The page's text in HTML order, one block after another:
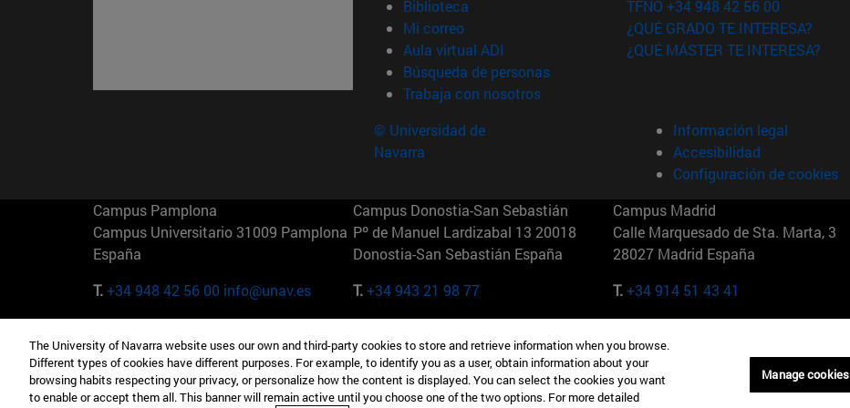
Biblioteca (abre en nueva ventana)
Mi correo(abre en nueva ventana)
Aula virtual ADI (abre en nueva ventana)
Búsqueda de personas(abre en nueva ventana)
Trabaja con nosotros(abre en nueva ventana)
TFNO +34 948 42 56 00
¿QUÉ GRADO TE INTERESA?
¿QUÉ MÁSTER TE INTERESA?
© Universidad de
Navarra
Información legal
Accesibilidad
Configuración de cookies
Campus Pamplona
Campus Universitario 31009 Pamplona
España
T.+34 948 42 56 00 info@unav.es
Campus Donostia-San Sebastián
Pº de Manuel Lardizabal 13 20018
Donostia-San Sebastián España
T.+34 943 21 98 77
Campus Madrid
Calle Marquesado de Sta. Marta, 3
28027 Madrid España
T.+34 914 51 43 41
Camino del Cerro Águila 3 28023
Madrid España
165 W 57th St 10019-2201 Nueva York
EE.UU
Maria-Theresia-Straße 15 81675
Múnich Alemania
The University of Navarra website uses our own and third-party cookies to store and retrieve information when you browse.
Different types of cookies have different purposes. For example, to identify you as a user, obtain information about your
browsing habits respecting your privacy, or personalize how the content is displayed. You can select the cookies you want
to enable or accept them all. This banner will remain active until you choose one of the two options. For more detailed
Manage cookies